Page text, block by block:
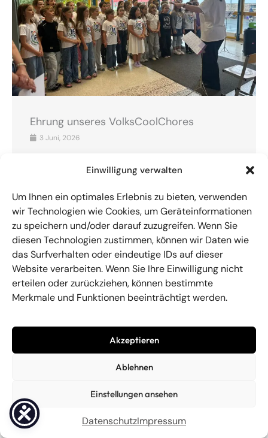
Einwilligung verwalten
Um Ihnen ein optimales Erlebnis zu bieten, verwenden
wir Technologien wie Cookies, um Geräteinformationen
zu speichern und/oder darauf zuzugreifen. Wenn Sie
diesen Technologien zustimmen, können wir Daten wie
das Surfverhalten oder eindeutige IDs auf dieser
Website verarbeiten. Wenn Sie Ihre Einwilligung nicht
erteilen oder zurückziehen, können bestimmte
Merkmale und Funktionen beeinträchtigt werden.
Akzeptieren
Ablehnen
Einstellungen ansehen
DatenschutzImpressum
Ehrung unseres VolksCoolChores
3 Juni, 2026
VolksCoolChores statt.
Mehr lesen →
Unsere Streitschlichterwand